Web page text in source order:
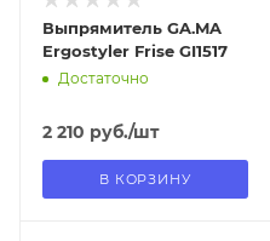
Выпрямитель GA.MA
Ergostyler Frise GI1517
Достаточно
2 210 руб./шт
В КОРЗИНУ